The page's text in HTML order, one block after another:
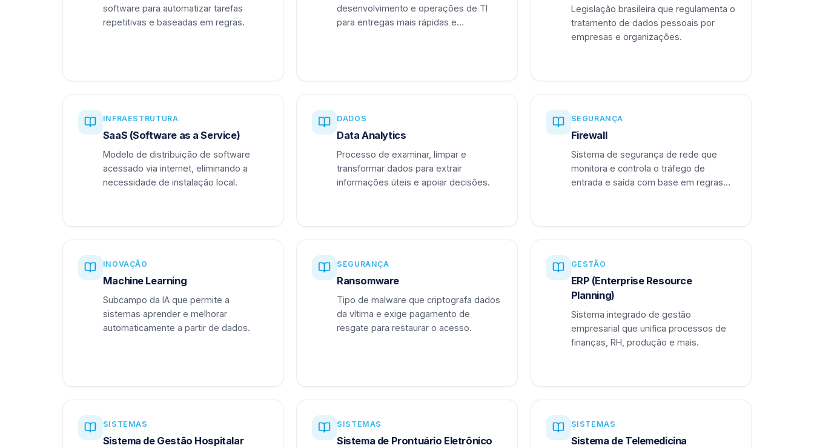
software para automatizar tarefas
repetitivas e baseadas em regras.
desenvolvimento e operações de TI
para entregas mais rápidas e
Legislação brasileira que regulamenta o
tratamento de dados pessoais por
empresas e organizações.
INFRAESTRUTURA
SaaS (Software as a Service)
Modelo de distribuição de software
acessado via internet, eliminando a
necessidade de instalação local.
DADOS
Data Analytics
Processo de examinar, limpar e
transformar dados para extrair
informações úteis e apoiar decisões.
SEGURANÇA
Firewall
Sistema de segurança de rede que
monitora e controla o tráfego de
entrada e saída com base em regras
INOVAÇÃO
Machine Learning
Subcampo da IA que permite a
sistemas aprender e melhorar
automaticamente a partir de dados.
SEGURANÇA
Ransomware
Tipo de malware que criptografa dados
da vítima e exige pagamento de
resgate para restaurar o acesso.
GESTÃO
ERP (Enterprise Resource
Planning)
Sistema integrado de gestão
empresarial que unifica processos de
finanças, RH, produção e mais.
SISTEMAS
Sistema de Gestão Hospitalar
SISTEMAS
Sistema de Prontuário Eletrônico
SISTEMAS
Sistema de Telemedicina